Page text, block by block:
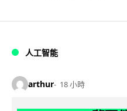
人工智能
arthur 18 小時